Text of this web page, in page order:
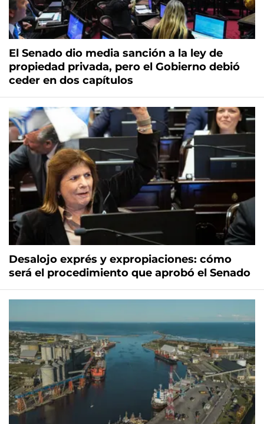
El Senado dio media sanción a la ley de
propiedad privada, pero el Gobierno debió
ceder en dos capítulos
Desalojo exprés y expropiaciones: cómo
será el procedimiento que aprobó el Senado